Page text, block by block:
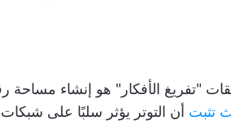
"تفريغ الأفكار" هو إنشاء مساحة
تثبت أن التوتر يؤثر سلبًا على